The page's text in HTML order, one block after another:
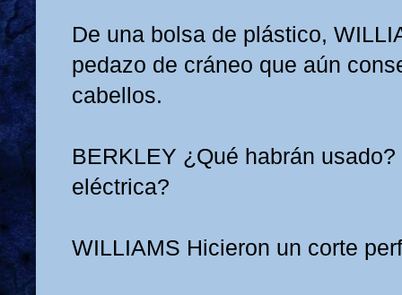
De una bolsa de plástico,
pedazo de cráneo que aún
cabellos.
BERKLEY ¿Qué habrán
eléctrica?
WILLIAMS Hicieron un corte